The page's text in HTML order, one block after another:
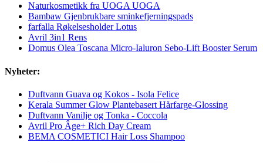
Naturkosmetikk fra UOGA UOGA
Bambaw Gjenbrukbare sminkefjerningspads
farfalla Røkelsesholder Lotus
Avril 3in1 Rens
Domus Olea Toscana Micro-Ialuron Sebo-Lift Booster Serum
Nyheter:
Duftvann Guava og Kokos - Isola Felice
Kerala Summer Glow Plantebasert Hårfarge-Glossing
Duftvann Vanilje og Tonka - Coccola
Avril Pro Âge+ Rich Day Cream
BEMA COSMETICI Hair Loss Shampoo